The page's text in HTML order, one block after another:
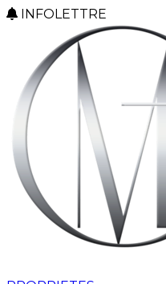
INFOLETTRE